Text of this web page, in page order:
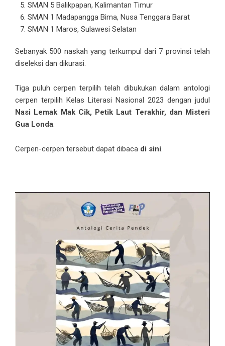
SMAN 5 Balikpapan, Kalimantan Timur
SMAN 1 Madapangga Bima, Nusa Tenggara Barat
SMAN 1 Maros, Sulawesi Selatan
Sebanyak 500 naskah yang terkumpul dari 7 provinsi telah
diseleksi dan dikurasi.
Tiga puluh cerpen terpilih telah dibukukan dalam antologi
cerpen terpilih Kelas Literasi Nasional 2023 dengan judul
Nasi Lemak Mak Cik, Petik Laut Terakhir, dan Misteri
Gua Londa.
Cerpen-cerpen tersebut dapat dibaca di sini.